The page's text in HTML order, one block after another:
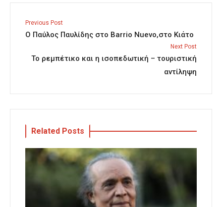
Previous Post
Ο Παύλος Παυλίδης στο Barrio Nuevo,στο Κιάτο
Next Post
Το ρεμπέτικο και η ισοπεδωτική – τουριστική
αντίληψη
Related Posts